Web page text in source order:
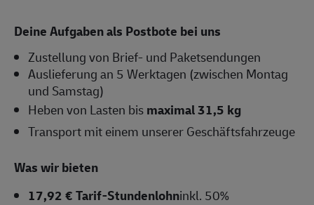
Deine Aufgaben als Postbote bei uns
Zustellung von Brief- und Paketsendungen
Auslieferung an 5 Werktagen (zwischen Montag
und Samstag)
Heben von Lasten bismaximal 31,5 kg
Transport mit einem unserer Geschäftsfahrzeuge
Was wir bieten
17,92 € Tarif-Stundenlohninkl. 50%